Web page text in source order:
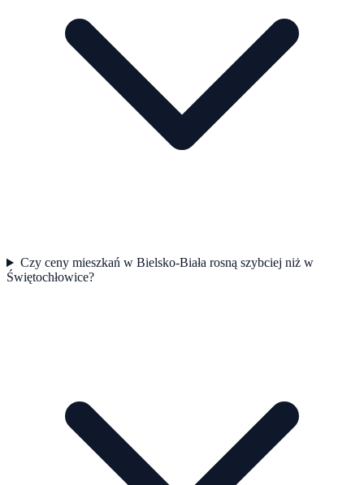
Czy ceny mieszkań w Bielsko-Biała rosną szybciej niż w
Świętochłowice?